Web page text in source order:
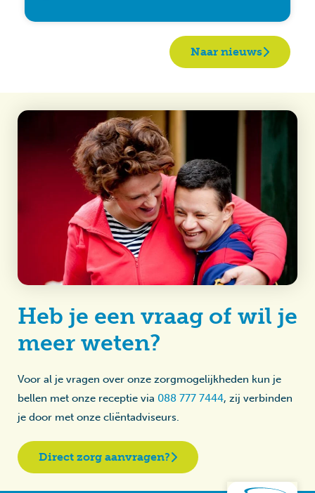
Naar nieuws
Heb je een vraag of wil je
meer weten?
Voor al je vragen over onze zorgmogelijkheden kun je
bellen met onze receptie via 088 777 7444, zij verbinden
je door met onze cliëntadviseurs.
Direct zorg aanvragen?